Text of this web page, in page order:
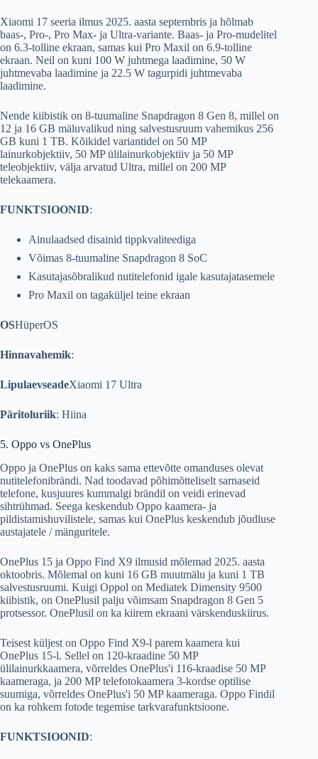
Xiaomi 17 seeria ilmus 2025. aasta septembris ja hõlmab
baas-, Pro-, Pro Max- ja Ultra-variante. Baas- ja Pro-mudelitel
on 6.3-tolline ekraan, samas kui Pro Maxil on 6.9-tolline
ekraan. Neil on kuni 100 W juhtmega laadimine, 50 W
juhtmevaba laadimine ja 22.5 W tagurpidi juhtmevaba
laadimine.
Nende kiibistik on 8-tuumaline Snapdragon 8 Gen 8, millel on
12 ja 16 GB mäluvalikud ning salvestusruum vahemikus 256
GB kuni 1 TB. Kõikidel variantidel on 50 MP
lainurkobjektiiv, 50 MP ülilainurkobjektiiv ja 50 MP
teleobjektiiv, välja arvatud Ultra, millel on 200 MP
telekaamera.
FUNKTSIOONID:
Ainulaadsed disainid tippkvaliteediga
Võimas 8-tuumaline Snapdragon 8 SoC
Kasutajasõbralikud nutitelefonid igale kasutajatasemele
Pro Maxil on tagaküljel teine ​​ekraan
OSHüperOS
Hinnavahemik:
LipulaevseadeXiaomi 17 Ultra
Päritoluriik: Hiina
5. Oppo vs OnePlus
Oppo ja OnePlus on kaks sama ettevõtte omanduses olevat
nutitelefonibrändi. Nad toodavad põhimõtteliselt sarnaseid
telefone, kusjuures kummalgi brändil on veidi erinevad
sihtrühmad. Seega keskendub Oppo kaamera- ja
pildistamishuvilistele, samas kui OnePlus keskendub jõudluse
austajatele / mänguritele.
OnePlus 15 ja Oppo Find X9 ilmusid mõlemad 2025. aasta
oktoobris. Mõlemal on kuni 16 GB muutmälu ja kuni 1 TB
salvestusruumi. Kuigi Oppol on Mediatek Dimensity 9500
kiibistik, on OnePlusil palju võimsam Snapdragon 8 Gen 5
protsessor. OnePlusil on ka kiirem ekraani värskenduskiirus.
Teisest küljest on Oppo Find X9-l parem kaamera kui
OnePlus 15-l. Sellel on 120-kraadine 50 MP
ülilainurkkaamera, võrreldes OnePlus'i 116-kraadise 50 MP
kaameraga, ja 200 MP telefotokaamera 3-kordse optilise
suumiga, võrreldes OnePlus'i 50 MP kaameraga. Oppo Findil
on ka rohkem fotode tegemise tarkvarafunktsioone.
FUNKTSIOONID: